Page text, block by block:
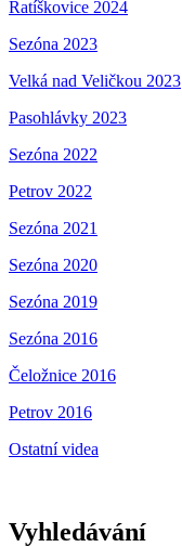
Ratíškovice 2024
Sezóna 2023
Velká nad Veličkou 2023
Pasohlávky 2023
Sezóna 2022
Petrov 2022
Sezóna 2021
Sezóna 2020
Sezóna 2019
Sezóna 2016
Čeložnice 2016
Petrov 2016
Ostatní videa
Vyhledávání